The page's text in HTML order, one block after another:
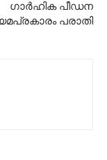
ഗാർഹിക പീഡന
പരാതി